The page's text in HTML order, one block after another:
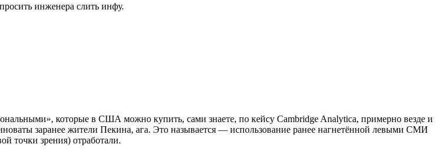
инженера слить инфу.
которые в США можно купить, сами знаете, по кейсу Cambridge Analytica, примерно везде и
заранее жители Пекина, ага. Это называется — использование ранее нагнетённой левыми СМИ
точки зрения) отработали.